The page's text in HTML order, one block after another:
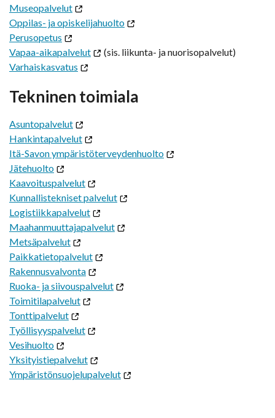
Museopalvelut
Oppilas- ja opiskelijahuolto
Perusopetus
Vapaa-aikapalvelut
(sis. liikunta- ja nuorisopalvelut)
Varhaiskasvatus
Tekninen toimiala
Asuntopalvelut
Hankintapalvelut
Itä-Savon ympäristöterveydenhuolto
Jätehuolto
Kaavoituspalvelut
Kunnallistekniset palvelut
Logistiikkapalvelut
Maahanmuuttajapalvelut
Metsäpalvelut
Paikkatietopalvelut
Rakennusvalvonta
Ruoka- ja siivouspalvelut
Toimitilapalvelut
Tonttipalvelut
Työllisyyspalvelut
Vesihuolto
Yksityistiepalvelut
Ympäristönsuojelupalvelut